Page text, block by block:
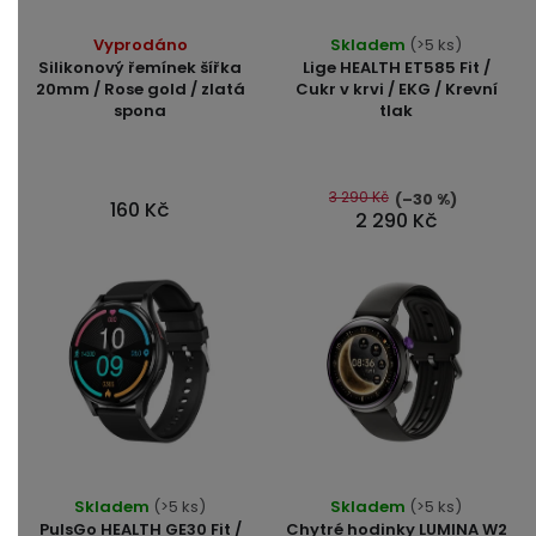
Silikonový řemínek šířka
20mm / Rose gold / zlatá
spona
Vyprodáno
160 Kč
Lige HEALTH ET585 Fit /
Cukr v krvi / EKG / Krevní
tlak
hodnocení
produktu
je
5
hvězdiček.
Skladem (>5 ks)
2 290 Kč
3 290 Kč (–30 %)
PulsGo HEALTH GE30 Fit /
Skladem (>5 ks)
Chytré hodinky LUMINA W2
hodnocení
Skladem (>5 ks)